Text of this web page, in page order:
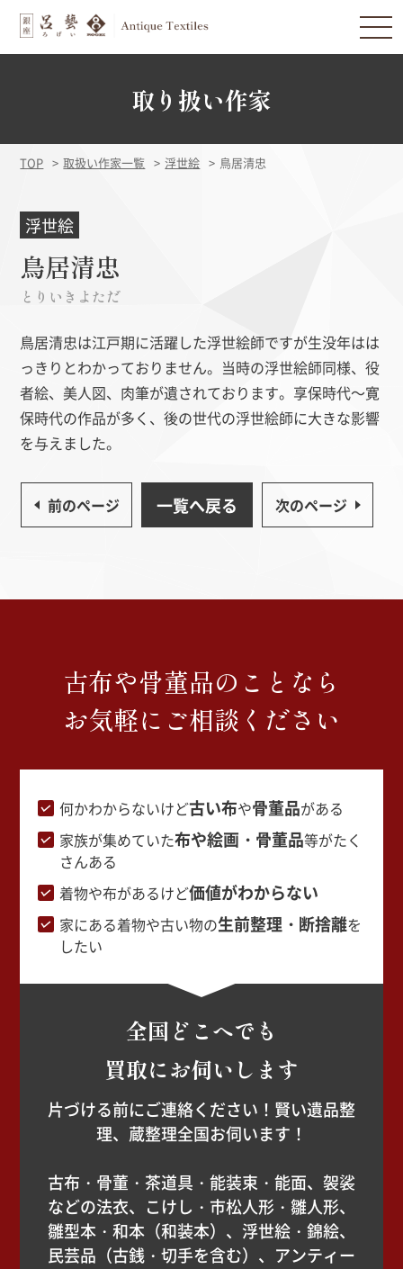
取り扱い作家
TOP 取扱い作家一覧 浮世絵 鳥居清忠
浮世絵
鳥居清忠
とりいきよただ
鳥居清忠は江戸期に活躍した浮世絵師ですが生没年はは
っきりとわかっておりません。当時の浮世絵師同様、役
者絵、美人図、肉筆が遺されております。享保時代～寛
保時代の作品が多く、後の世代の浮世絵師に大きな影響
を与えました。
前のページ 一覧へ戻る 次のページ
古布や骨董品のことなら
お気軽にご相談ください
何かわからないけど古い布や骨董品がある
家族が集めていた布や絵画・骨董品等がたく
さんある
着物や布があるけど価値がわからない
家にある着物や古い物の生前整理・断捨離を
したい
全国どこへでも
買取にお伺いします
片づける前にご連絡ください！賢い遺品整
理、蔵整理全国お伺います！
古布・骨董・茶道具・能装束・能面、袈裟
などの法衣、こけし・市松人形・雛人形、
雛型本・和本（和装本）、浮世絵・錦絵、
民芸品（古銭・切手を含む）、アンティー